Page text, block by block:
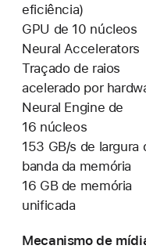
eficiência)
GPU de 10 núcleos
Neural Accelerators
Traçado de raios
acelerado por
Neural Engine de
16 núcleos
153 GB/s de largura
banda da memória
16 GB de memória
unificada
Mecanismo de